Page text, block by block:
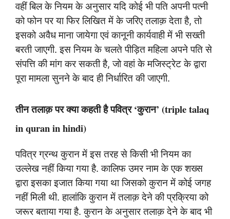
वहीं बिल के नियम के अनुसार यदि कोई भी पति अपनी पत्नी
को फोन पर या फिर लिखित में के जरिए तलाक़ देता है, तो
इसको अवैध माना जायेगा एवं कानूनी कार्यवाही में भी सख्ती
बरती जाएगी. इस नियम के चलते पीड़ित महिला अपने पति से
संपत्ति की मांग कर सकती है, जो वहां के मजिस्ट्रेट के द्वारा
पूरा मामला सुनने के बाद ही निर्धारित की जाएगी.
तीन तलाक़ पर क्या कहती है पवित्र ‘कुरान’ (triple talaq
in quran in hindi)
पवित्र ग्रन्थ कुरान में इस तरह से किसी भी नियम का
उल्लेख नहीं किया गया है. कालिफ उमर नाम के एक शख्स
द्वारा इसका इजात किया गया था जिसको कुरान में कोई जगह
नहीं मिली थी. हालांकि कुरान में तलाक़ देने की प्रक्रिया को
जरूर बताया गया है. कुरान के अनुसार तलाक़ देने के बाद भी